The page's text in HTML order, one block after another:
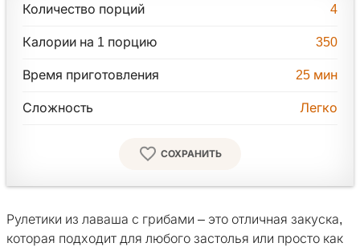
Количество порций 4
Калории на 1 порцию 350
Время приготовления 25 мин
Сложность Легко
СОХРАНИТЬ
Рулетики из лаваша с грибами – это отличная закуска,
которая подходит для любого застолья или просто как